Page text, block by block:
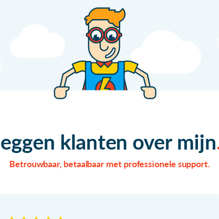
klanten over mijn
Betrouwbaar, betaalbaar met professionele support.